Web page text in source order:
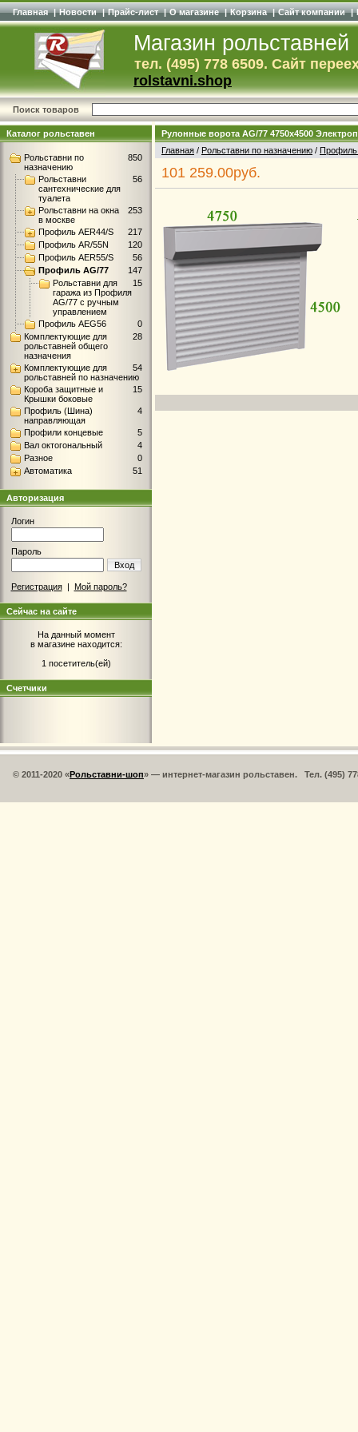
Главная | Новости | Прайс-лист | О магазине | Корзина | Сайт компании |
Магазин рольставней
тел. (495) 778 6509. Сайт
rolstavni.shop
Поиск товаров
Каталог рольставен
850
Рольставни по
назначению
56
Рольставни
сантехнические для
туалета
253
Рольставни на окна
в москве
217
Профиль AER44/S
120
Профиль AR/55N
56
Профиль AER55/S
147
Профиль AG/77
15
Рольставни для
гаража из Профиля
AG/77 с ручным
управлением
0
Профиль AEG56
28
Комплектующие для
рольставней общего
назначения
54
Комплектующие для
рольставней по назначению
15
Короба защитные и
Крышки боковые
4
Профиль (Шина)
направляющая
5
Профили концевые
4
Вал октогональный
0
Разное
51
Автоматика
Авторизация
Логин
Пароль
Вход
Регистрация| Мой пароль?
Сейчас на сайте
На данный момент
в магазине находится:
1 посетитель(ей)
Счетчики
Рулонные ворота AG/77 4750x4500
Главная / Рольставни по назначению / Профиль
101 259.00руб.
© 2011-2020 «Рольставни-шоп» — интернет-магазин рольставен. Тел. (495)